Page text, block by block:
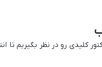
کلیدی رو در نظر بگیریم تا